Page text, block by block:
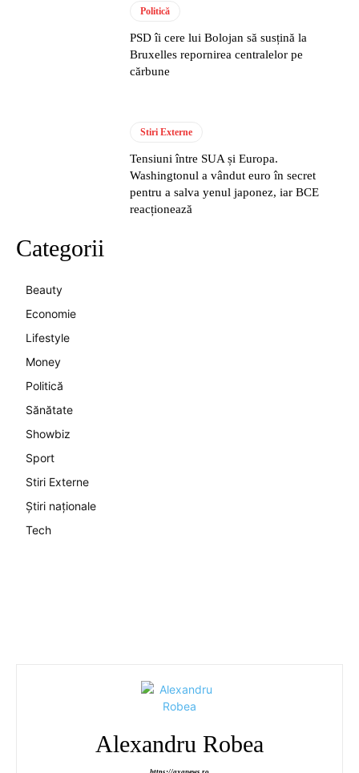
Politică
PSD îi cere lui Bolojan să susțină la
Bruxelles repornirea centralelor pe
cărbune
Stiri Externe
Tensiuni între SUA și Europa.
Washingtonul a vândut euro în secret
pentru a salva yenul japonez, iar BCE
reacționează
Categorii
Beauty
Economie
Lifestyle
Money
Politică
Sănătate
Showbiz
Sport
Stiri Externe
Știri naționale
Tech
Alexandru Robea